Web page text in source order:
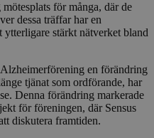
för många, där de
dessa träffar har en
stärkt nätverket bland
en förändring
tjänat som ordförande, har
Denna förändring markerade
för föreningen, där Sensus
diskutera framtiden.